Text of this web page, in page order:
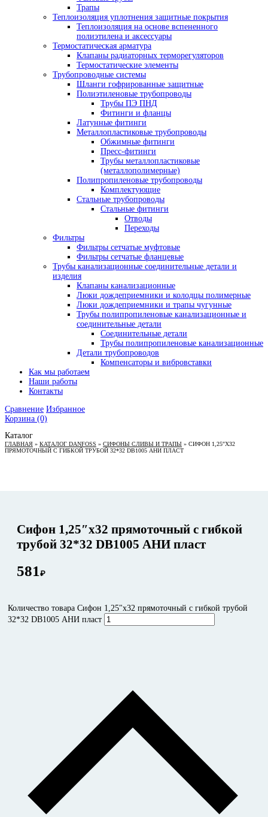
Трапы
Теплоизоляция уплотнения защитные покрытия
Теплоизоляция на основе вспененного
полиэтилена и аксессуары
Термостатическая арматура
Клапаны радиаторных терморегуляторов
Термостатические элементы
Трубопроводные системы
Шланги гофрированные защитные
Полиэтиленовые трубопроводы
Трубы ПЭ ПНД
Фитинги и фланцы
Латунные фитинги
Металлопластиковые трубопроводы
Обжимные фитинги
Пресс-фитинги
Трубы металлопластиковые
(металлополимерные)
Полипропиленовые трубопроводы
Комплектующие
Стальные трубопроводы
Стальные фитинги
Отводы
Переходы
Фильтры
Фильтры сетчатые муфтовые
Фильтры сетчатые фланцевые
Трубы канализационные соединительные детали и
изделия
Клапаны канализационные
Люки дождеприемники и колодцы полимерные
Люки дождеприемники и трапы чугунные
Трубы полипропиленовые канализационные и
соединительные детали
Соединительные детали
Трубы полипропиленовые канализационные
Детали трубопроводов
Компенсаторы и вибровставки
Как мы работаем
Наши работы
Контакты
Сравнение Избранное
Корзина (0)
Каталог
ГЛАВНАЯ » КАТАЛОГ DANFOSS » СИФОНЫ СЛИВЫ И ТРАПЫ » СИФОН 1,25″Х32
ПРЯМОТОЧНЫЙ С ГИБКОЙ ТРУБОЙ 32*32 DB1005 АНИ ПЛАСТ
Сифон 1,25″х32 прямоточный с гибкой
трубой 32*32 DB1005 АНИ пласт
581₽
Количество товара Сифон 1,25"х32 прямоточный с гибкой трубой
32*32 DB1005 АНИ пласт